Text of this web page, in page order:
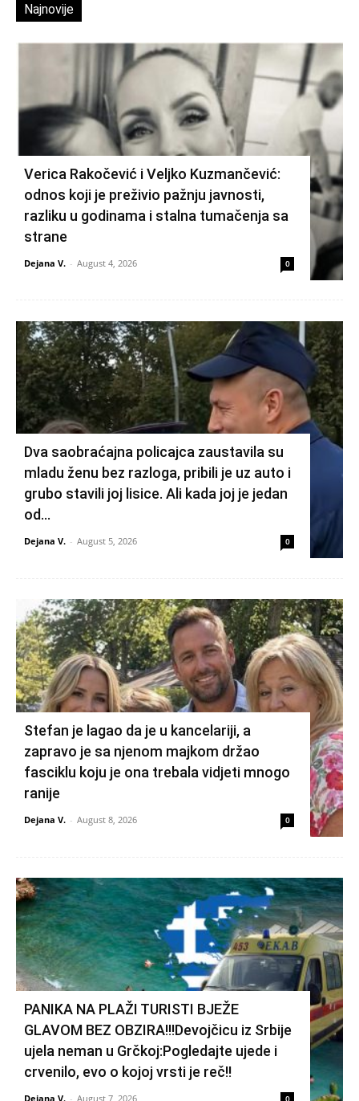
Najnovije
Verica Rakočević i Veljko Kuzmančević:
odnos koji je preživio pažnju javnosti,
razliku u godinama i stalna tumačenja sa
strane
Dejana V. - August 4, 2026 0
Dva saobraćajna policajca zaustavila su
mladu ženu bez razloga, pribili je uz auto i
grubo stavili joj lisice. Ali kada joj je jedan
od...
Dejana V. - August 5, 2026 0
Stefan je lagao da je u kancelariji, a
zapravo je sa njenom majkom držao
fasciklu koju je ona trebala vidjeti mnogo
ranije
Dejana V. - August 8, 2026 0
PANIKA NA PLAŽI TURISTI BJEŽE
GLAVOM BEZ OBZIRA!!!Devojčicu iz Srbije
ujela neman u Grčkoj:Pogledajte ujede i
crvenilo, evo o kojoj vrsti je reč!!
Dejana V. - August 7, 2026